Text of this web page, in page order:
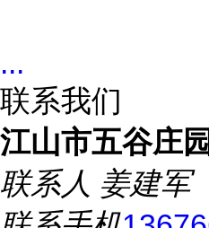
...
联系我们
江山市五谷庄
联系人 姜建军